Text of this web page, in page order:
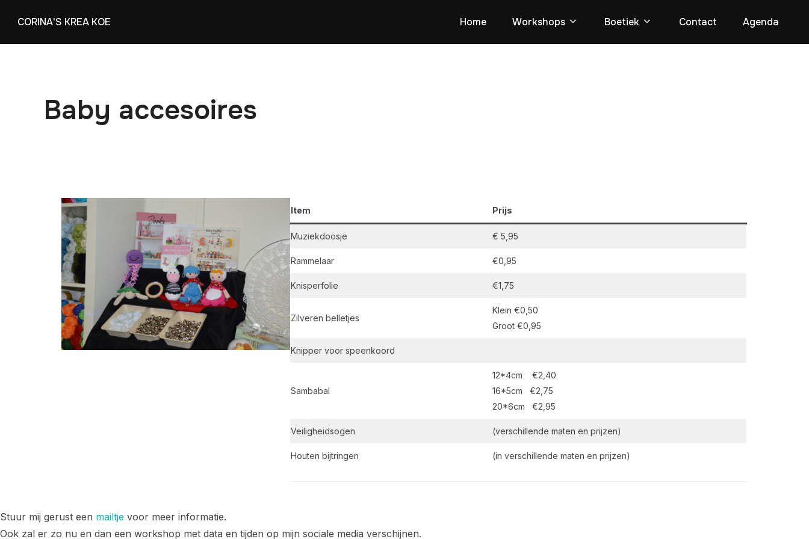
CORINA'S KREA KOE Home Workshops Boetiek Contact Agenda
Baby accesoires
Item Prijs
Muziekdoosje € 5,95
Rammelaar €0,95
Knisperfolie €1,75
Zilveren belletjes
Klein €0,50
Groot €0,95
Knipper voor speenkoord
Sambabal
12*4cm €2,40
16*5cm €2,75
20*6cm €2,95
Veiligheidsogen (verschillende maten en prijzen)
Houten bijtringen (in verschillende maten en prijzen)
Stuur mij gerust een mailtje voor meer informatie.
Ook zal er zo nu en dan een workshop met data en tijden op mijn sociale media verschijnen.